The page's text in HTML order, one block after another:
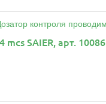
SAIER, арт. 10086